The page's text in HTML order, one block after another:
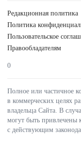
Редакционная политика
Политика
Пользовательское
Правообладателям
0
Полное или частичное
в коммерческих целях
владельца Сайта. В
могут быть привлечены
с действующим